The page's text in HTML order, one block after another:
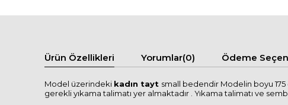
Ürün Özellikleri Yorumlar(0) Ödeme
Model üzerindeki kadın tayt small bedendir Modelin boyu
gerekli yıkama talimatı yer almaktadır . Yıkama talimatı ve